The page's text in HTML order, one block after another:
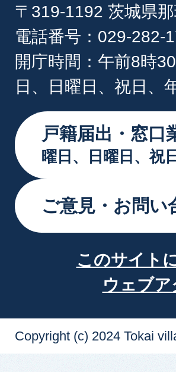
〒319-1192 茨城県
電話番号：029-282-
開庁時間：午前8時
日、日曜日、祝日、
戸籍届出・窓口
曜日、日曜日、祝
ご意見・お問い
このサイト
ウェブ
Copyright (c) 2024 Tokai